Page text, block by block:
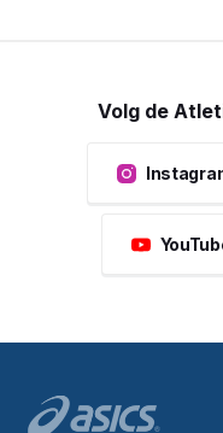
Volg de